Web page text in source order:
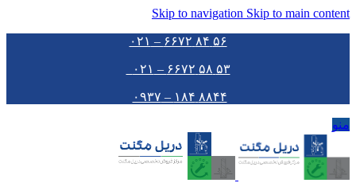
Skip to navigation Skip to main content
۵۶ ۸۴ ۶۶۷۲ – ۰۲۱
۵۳ ۵۸ ۶۶۷۲ – ۰۲۱
۸۸۴۴ ۱۸۴ – ۰۹۳۷
منو